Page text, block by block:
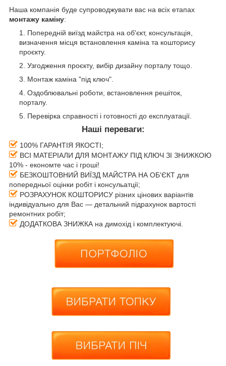
Наша компанія буде супроводжувати вас на всіх етапах
монтажу каміну:
Попередній виїзд майстра на об'єкт, консультація,
визначення місця встановлення каміна та кошторису
проєкту.
Узгодження проєкту, вибір дизайну порталу тощо.
Монтаж каміна "під ключ".
Оздоблювальні роботи, встановлення решіток,
порталу.
Перевірка справності і готовності до експлуатації.
Наші переваги:
100% ГАРАНТІЯ ЯКОСТІ;
ВСІ МАТЕРІАЛИ ДЛЯ МОНТАЖУ ПІД КЛЮЧ ЗІ ЗНИЖКОЮ
10% - економте час і гроші!
БЕЗКОШТОВНИЙ ВИЇЗД МАЙСТРА НА ОБ'ЄКТ для
попередньої оцінки робіт і консульатції;
РОЗРАХУНОК КОШТОРИСУ різних цінових варіантів
індивідуально для Вас — детальний підрахунок вартості
ремонтних робіт;
ДОДАТКОВА ЗНИЖКА на димохід і комплектуючі.